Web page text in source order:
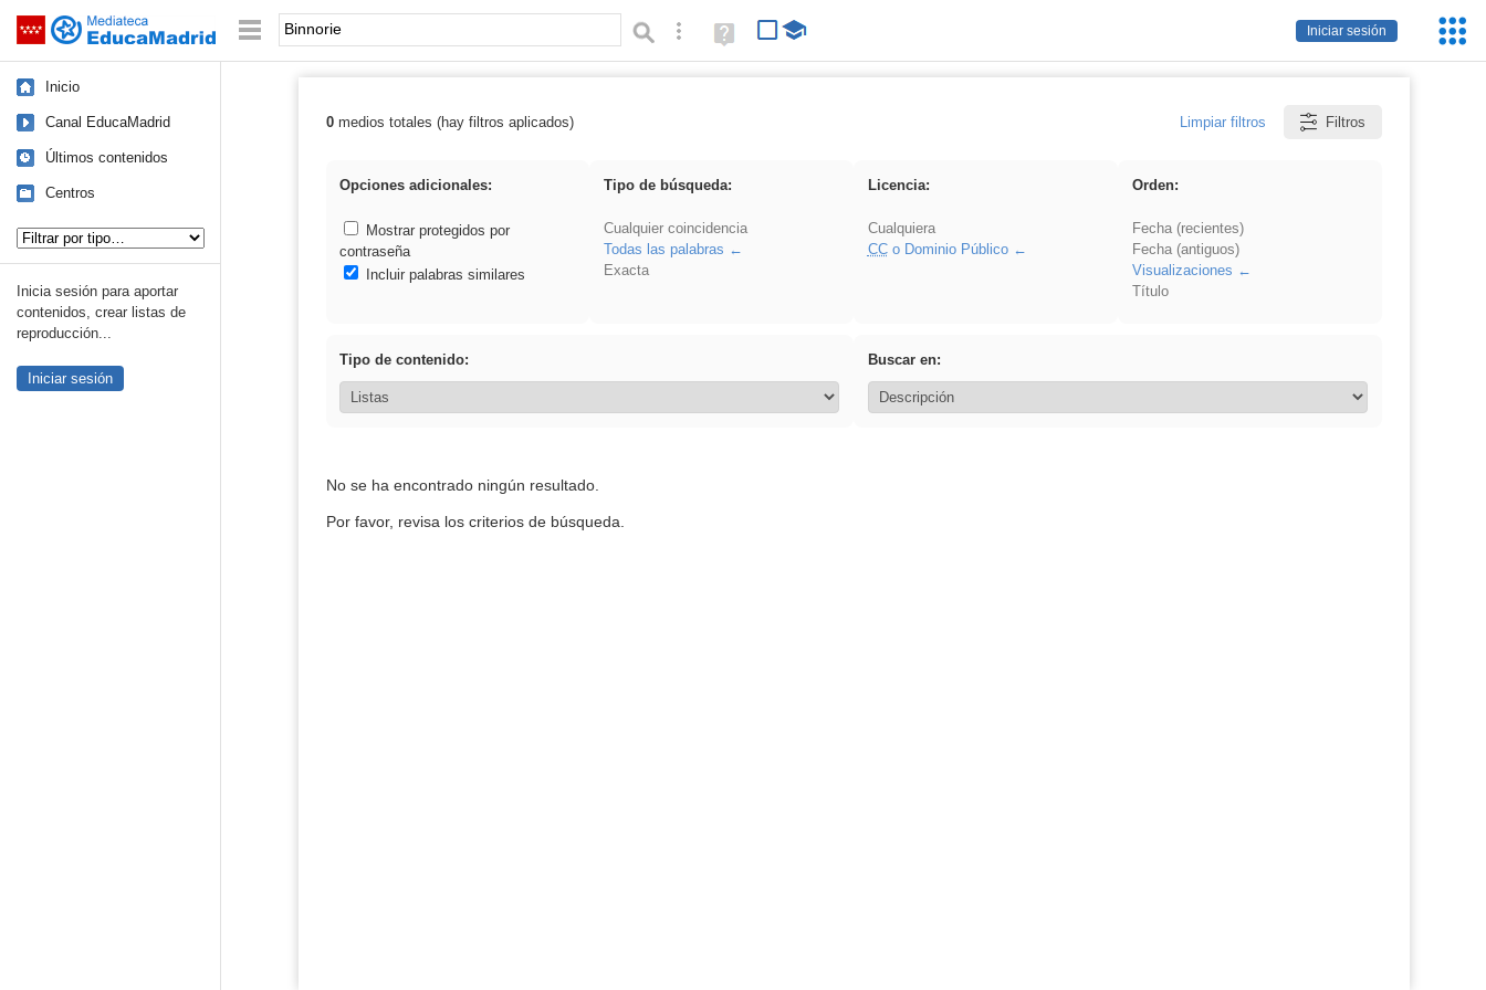
Saltar navegación
Iniciar sesión
Palabra o frase: Búsqueda avanzada
Ayuda
(en
Inicio
Canal EducaMadrid
Últimos contenidos
Centros
Inicia sesión para aportar
contenidos, crear listas de
reproducción...
Iniciar sesión
Resultados de: Binnorie
0medios totales (hay filtros aplicados) Limpiar filtros Filtros
Opciones adicionales:
Mostrar protegidos por
contraseña
Incluir palabras similares
Tipo de búsqueda:
Cualquier coincidencia
Todas las palabras
Exacta
Licencia:
Cualquiera
CCo Dominio Público
Orden:
Fecha (recientes)
Fecha (antiguos)
Visualizaciones
Título
Tipo de contenido: Buscar en:
No se ha encontrado ningún resultado.
Por favor, revisa los criterios de búsqueda.